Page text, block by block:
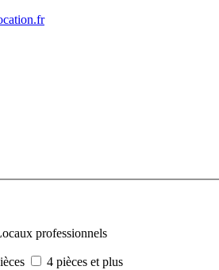
professionnels
4 pièces et plus